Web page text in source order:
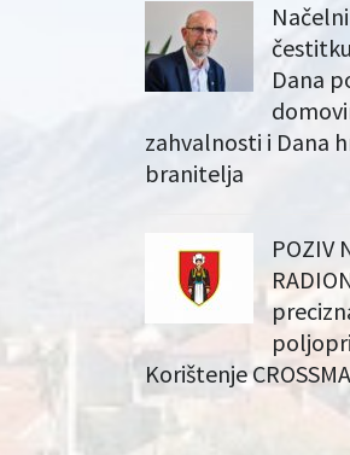
Dana
zahvalnosti i Dana
branitelja
POZIV
Korištenje